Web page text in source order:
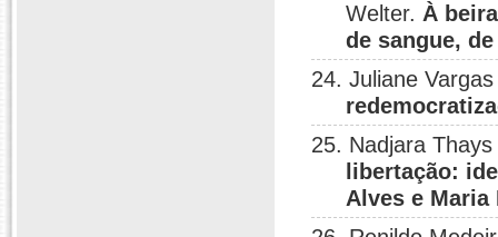
Welter. À
de sangue,
24. Juliane
25. Nadjara
libertação:
Alves e